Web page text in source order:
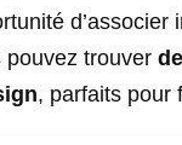
pouvez trouver
, parfaits pour